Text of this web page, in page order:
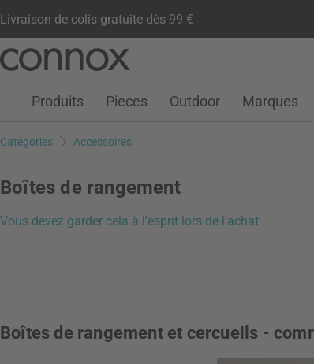
Livraison de colis gratuite dès 99 €
contenu
Compte clientListe de souhaits
Warenkorb
Produits Pieces Outdoor Marques
Catégories Accessoires
Boîtes de rangement
Vous devez garder cela à l'esprit lors de l'achat
Boîtes de rangement et cercueils -